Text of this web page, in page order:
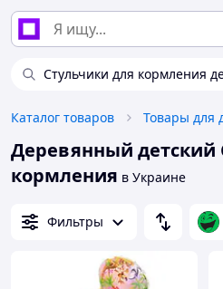
Стульчики для кормления
Каталог товаров Товары для
Деревянный детский
кормления в Украине
Фильтры